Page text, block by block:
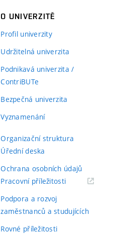
O UNIVERZITĚ
Profil univerzity
Udržitelná univerzita
Podnikavá univerzita /
ContriBUTe
Bezpečná univerzita
Vyznamenání
Organizační struktura
Úřední deska
Ochrana osobních údajů
Pracovní příležitosti(externí
Podpora a rozvoj
zaměstnanců a studujících
Rovné příležitosti